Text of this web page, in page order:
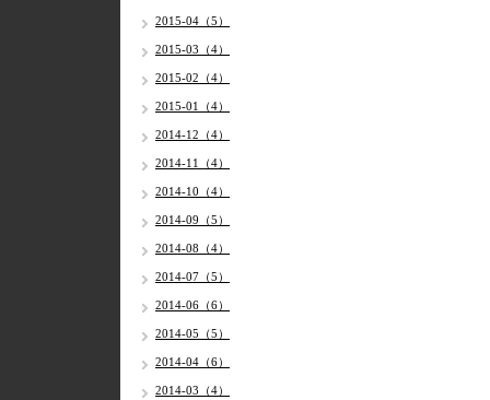
2015-04（5）
2015-03（4）
2015-02（4）
2015-01（4）
2014-12（4）
2014-11（4）
2014-10（4）
2014-09（5）
2014-08（4）
2014-07（5）
2014-06（6）
2014-05（5）
2014-04（6）
2014-03（4）